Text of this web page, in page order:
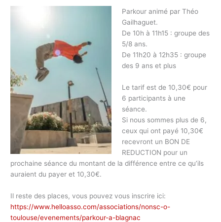
Parkour animé par Théo
Gailhaguet.
De 10h à 11h15 : groupe des
5/8 ans.
De 11h20 à 12h35 : groupe
des 9 ans et plus
Le tarif est de 10,30€ pour
6 participants à une
séance.
Si nous sommes plus de 6,
ceux qui ont payé 10,30€
recevront un BON DE
REDUCTION pour un
prochaine séance du montant de la différence entre ce qu’ils
auraient du payer et 10,30€.
Il reste des places, vous pouvez vous inscrire ici:
https://www.helloasso.com/associations/nonsc-o-
toulouse/evenements/parkour-a-blagnac